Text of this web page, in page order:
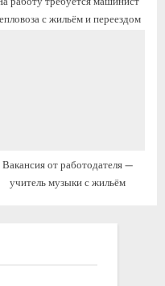
с жильём и переездом
Вакансия от работодателя —
учитель музыки с жильём